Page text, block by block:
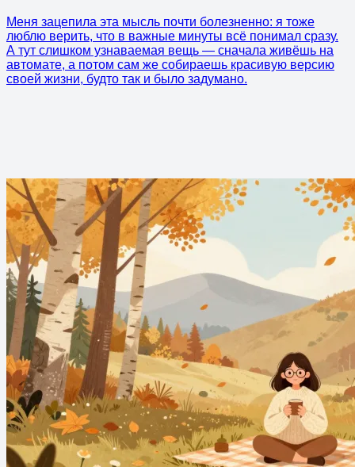
Меня зацепила эта мысль почти болезненно: я тоже
люблю верить, что в важные минуты всё понимал сразу.
А тут слишком узнаваемая вещь — сначала живёшь на
автомате, а потом сам же собираешь красивую версию
своей жизни, будто так и было задумано.